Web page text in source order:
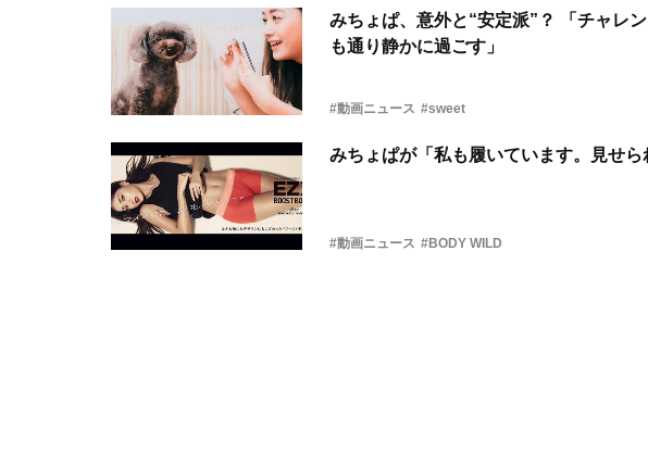
みちょぱ、意外と“安定派”？ 「チャレ
も通り静かに過ごす」
#動画ニュース #sweet
みちょぱが「私も履いています。見せ
#動画ニュース #BODY WILD